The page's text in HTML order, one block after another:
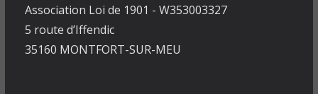
Association Loi de 1901 - W353003327
5 route d’Iffendic
35160 MONTFORT-SUR-MEU